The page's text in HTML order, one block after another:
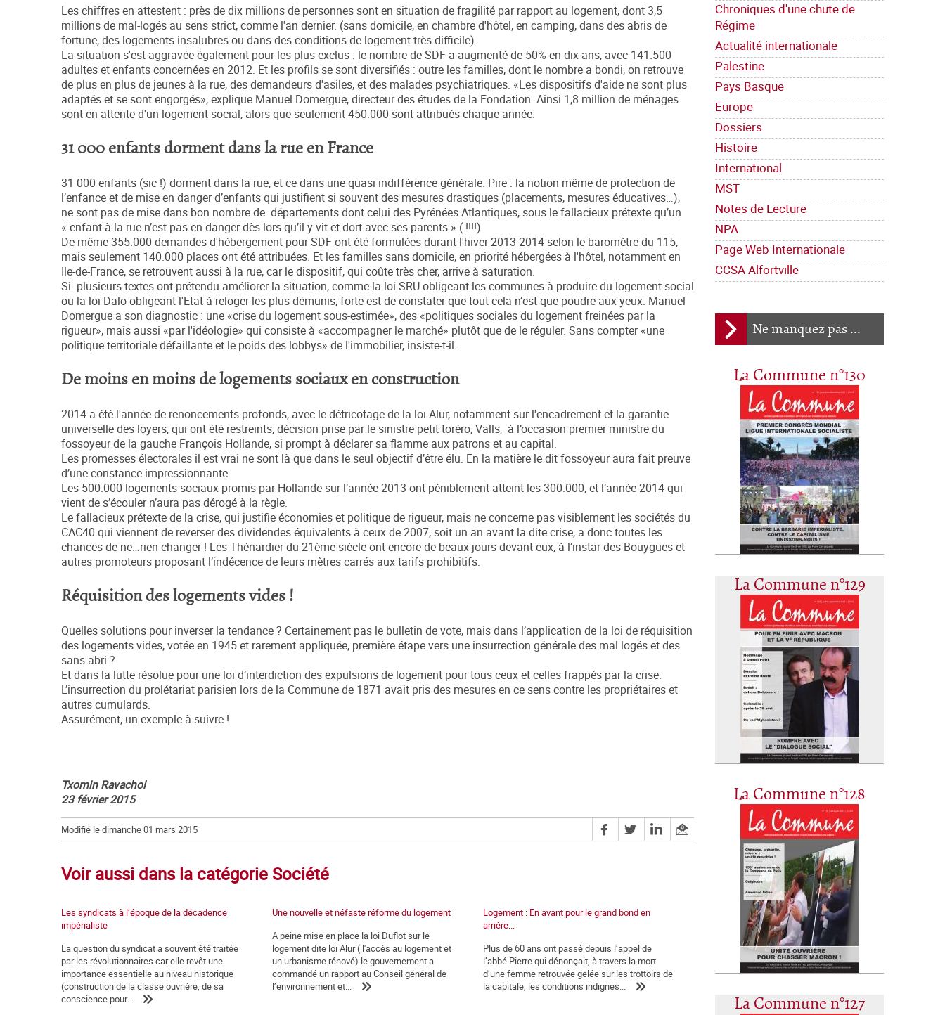
Chroniques d'une chute de
Régime
Actualité internationale
Palestine
Pays Basque
Europe
Dossiers
Histoire
International
MST
Notes de Lecture
NPA
Page Web Internationale
CCSA Alfortville
Ne manquez pas ...
La Commune n°130
La Commune n°129
La Commune n°128
La Commune n°127
Les chiffres en attestent : près de dix millions de personnes sont en situation de fragilité par rapport au logement, dont 3,5
millions de mal-logés au sens strict, comme l'an dernier. (sans domicile, en chambre d'hôtel, en camping, dans des abris de
fortune, des logements insalubres ou dans des conditions de logement très difficile).
La situation s'est aggravée également pour les plus exclus : le nombre de SDF a augmenté de 50% en dix ans, avec 141.500
adultes et enfants concernées en 2012. Et les profils se sont diversifiés : outre les familles, dont le nombre a bondi, on retrouve
de plus en plus de jeunes à la rue, des demandeurs d'asiles, et des malades psychiatriques. «Les dispositifs d'aide ne sont plus
adaptés et se sont engorgés», explique Manuel Domergue, directeur des études de la Fondation. Ainsi 1,8 million de ménages
sont en attente d'un logement social, alors que seulement 450.000 sont attribués chaque année.
31 000 enfants dorment dans la rue en France
31 000 enfants (sic !) dorment dans la rue, et ce dans une quasi indifférence générale. Pire : la notion même de protection de
l’enfance et de mise en danger d’enfants qui justifient si souvent des mesures drastiques (placements, mesures éducatives…),
ne sont pas de mise dans bon nombre de départements dont celui des Pyrénées Atlantiques, sous le fallacieux prétexte qu’un
« enfant à la rue n’est pas en danger dès lors qu’il y vit et dort avec ses parents » ( !!!!).
De même 355.000 demandes d'hébergement pour SDF ont été formulées durant l'hiver 2013-2014 selon le baromètre du 115,
mais seulement 140.000 places ont été attribuées. Et les familles sans domicile, en priorité hébergées à l'hôtel, notamment en
Ile-de-France, se retrouvent aussi à la rue, car le dispositif, qui coûte très cher, arrive à saturation.
Si plusieurs textes ont prétendu améliorer la situation, comme la loi SRU obligeant les communes à produire du logement social
ou la loi Dalo obligeant l'Etat à reloger les plus démunis, forte est de constater que tout cela n’est que poudre aux yeux. Manuel
Domergue a son diagnostic : une «crise du logement sous-estimée», des «politiques sociales du logement freinées par la
rigueur», mais aussi «par l'idéologie» qui consiste à «accompagner le marché» plutôt que de le réguler. Sans compter «une
politique territoriale défaillante et le poids des lobbys» de l'immobilier, insiste-t-il.
De moins en moins de logements sociaux en construction
2014 a été l'année de renoncements profonds, avec le détricotage de la loi Alur, notamment sur l'encadrement et la garantie
universelle des loyers, qui ont été restreints, décision prise par le sinistre petit toréro, Valls, à l’occasion premier ministre du
fossoyeur de la gauche François Hollande, si prompt à déclarer sa flamme aux patrons et au capital.
Les promesses électorales il est vrai ne sont là que dans le seul objectif d’être élu. En la matière le dit fossoyeur aura fait preuve
d’une constance impressionnante.
Les 500.000 logements sociaux promis par Hollande sur l’année 2013 ont péniblement atteint les 300.000, et l’année 2014 qui
vient de s’écouler n’aura pas dérogé à la règle.
Le fallacieux prétexte de la crise, qui justifie économies et politique de rigueur, mais ne concerne pas visiblement les sociétés du
CAC40 qui viennent de reverser des dividendes équivalents à ceux de 2007, soit un an avant la dite crise, a donc toutes les
chances de ne…rien changer ! Les Thénardier du 21ème siècle ont encore de beaux jours devant eux, à l’instar des Bouygues et
autres promoteurs proposant l’indécence de leurs mètres carrés aux tarifs prohibitifs.
Réquisition des logements vides !
Quelles solutions pour inverser la tendance ? Certainement pas le bulletin de vote, mais dans l’application de la loi de réquisition
des logements vides, votée en 1945 et rarement appliquée, première étape vers une insurrection générale des mal logés et des
sans abri ?
Et dans la lutte résolue pour une loi d’interdiction des expulsions de logement pour tous ceux et celles frappés par la crise.
L’insurrection du prolétariat parisien lors de la Commune de 1871 avait pris des mesures en ce sens contre les propriétaires et
autres cumulards.
Assurément, un exemple à suivre !
Txomin Ravachol
23 février 2015
Modifié le dimanche 01 mars 2015
Voir aussi dans la catégorie Société
Les syndicats à l’époque de la décadence
impérialiste
La question du syndicat a souvent été traitée
par les révolutionnaires car elle revêt une
importance essentielle au niveau historique
(construction de la classe ouvrière, de sa
conscience pour...
Une nouvelle et néfaste réforme du logement
A peine mise en place la loi Duflot sur le
logement dite loi Alur ( l'accès au logement et
un urbanisme rénové) le gouvernement a
commandé un rapport au Conseil général de
l’environnement et...
Logement : En avant pour le grand bond en
arrière...
Plus de 60 ans ont passé depuis l’appel de
l’abbé Pierre qui dénonçait, à travers la mort
d’une femme retrouvée gelée sur les trottoirs de
la capitale, les conditions indignes...